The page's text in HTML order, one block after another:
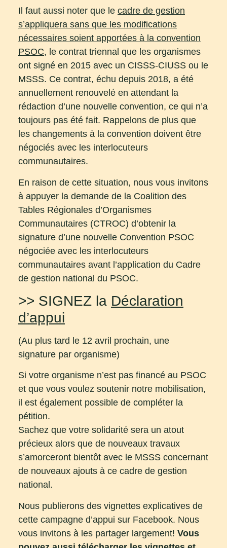
Il faut aussi noter que le cadre de gestion
s’appliquera sans que les modifications
nécessaires soient apportées à la convention
PSOC, le contrat triennal que les organismes
ont signé en 2015 avec un CISSS-CIUSS ou le
MSSS. Ce contrat, échu depuis 2018, a été
annuellement renouvelé en attendant la
rédaction d’une nouvelle convention, ce qui n’a
toujours pas été fait. Rappelons de plus que
les changements à la convention doivent être
négociés avec les interlocuteurs
communautaires.
En raison de cette situation, nous vous invitons
à appuyer la demande de la Coalition des
Tables Régionales d’Organismes
Communautaires (CTROC) d’obtenir la
signature d’une nouvelle Convention PSOC
négociée avec les interlocuteurs
communautaires avant l’application du Cadre
de gestion national du PSOC.
>> SIGNEZ la Déclaration
d’appui
(Au plus tard le 12 avril prochain, une
signature par organisme)
Si votre organisme n’est pas financé au PSOC
et que vous voulez soutenir notre mobilisation,
il est également possible de compléter la
pétition.
Sachez que votre solidarité sera un atout
précieux alors que de nouveaux travaux
s’amorceront bientôt avec le MSSS concernant
de nouveaux ajouts à ce cadre de gestion
national.
Nous publierons des vignettes explicatives de
cette campagne d’appui sur Facebook. Nous
vous invitons à les partager largement! Vous